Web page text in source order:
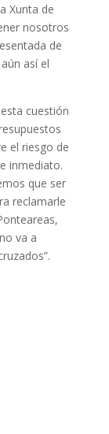
Xunta de
nosotros
de
así el
cuestión
el riesgo de
inmediato.
que ser
reclamarle
va a